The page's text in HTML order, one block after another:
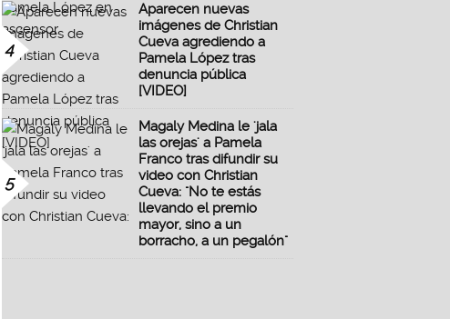
4
Aparecen nuevas
imágenes de Christian
Cueva agrediendo a
Pamela López tras
denuncia pública
[VIDEO]
5
Magaly Medina le 'jala
las orejas' a Pamela
Franco tras difundir su
video con Christian
Cueva: "No te estás
llevando el premio
mayor, sino a un
borracho, a un pegalón"